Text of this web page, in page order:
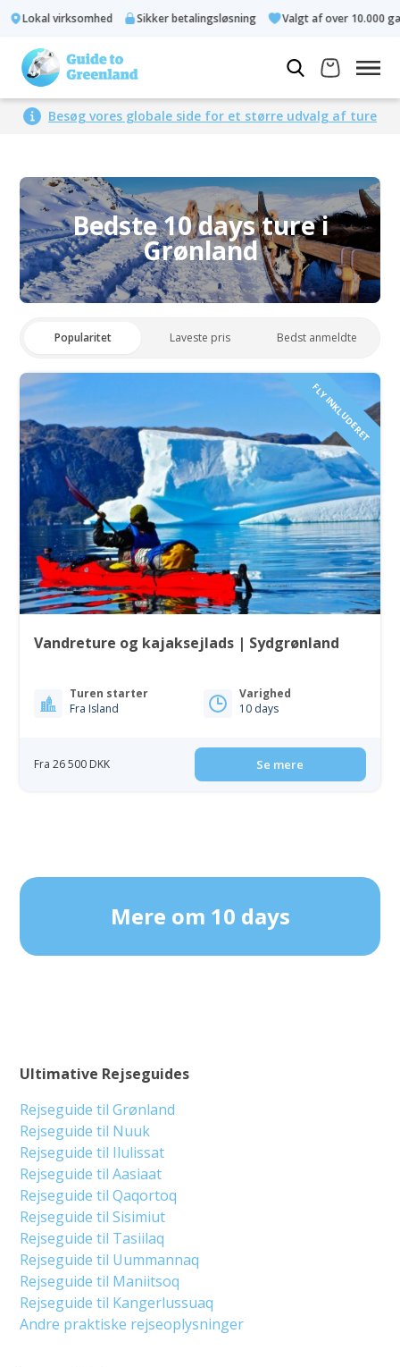
Lokal virksomhed Sikker betalingsløsning Valgt af over 10.000
Besøg vores globale side for et større udvalg af ture
Bedste 10 days ture i
Grønland
Popularitet Laveste pris Bedst anmeldte
FLY INKLUDERET
Vandreture og kajaksejlads | Sydgrønland
Turen starter
Fra Island
Varighed
10 days
Fra 26 500 DKK Se mere
Mere om 10 days
Ultimative Rejseguides
Rejseguide til Grønland
Rejseguide til Nuuk
Rejseguide til Ilulissat
Rejseguide til Aasiaat
Rejseguide til Qaqortoq
Rejseguide til Sisimiut
Rejseguide til Tasiilaq
Rejseguide til Uummannaq
Rejseguide til Maniitsoq
Rejseguide til Kangerlussuaq
Andre praktiske rejseoplysninger